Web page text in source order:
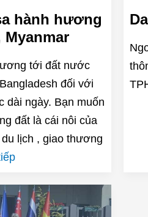
hành hương
tới đất nước
đối với
dài ngày. Bạn muốn
đất là cái nôi của
lịch , giao thương